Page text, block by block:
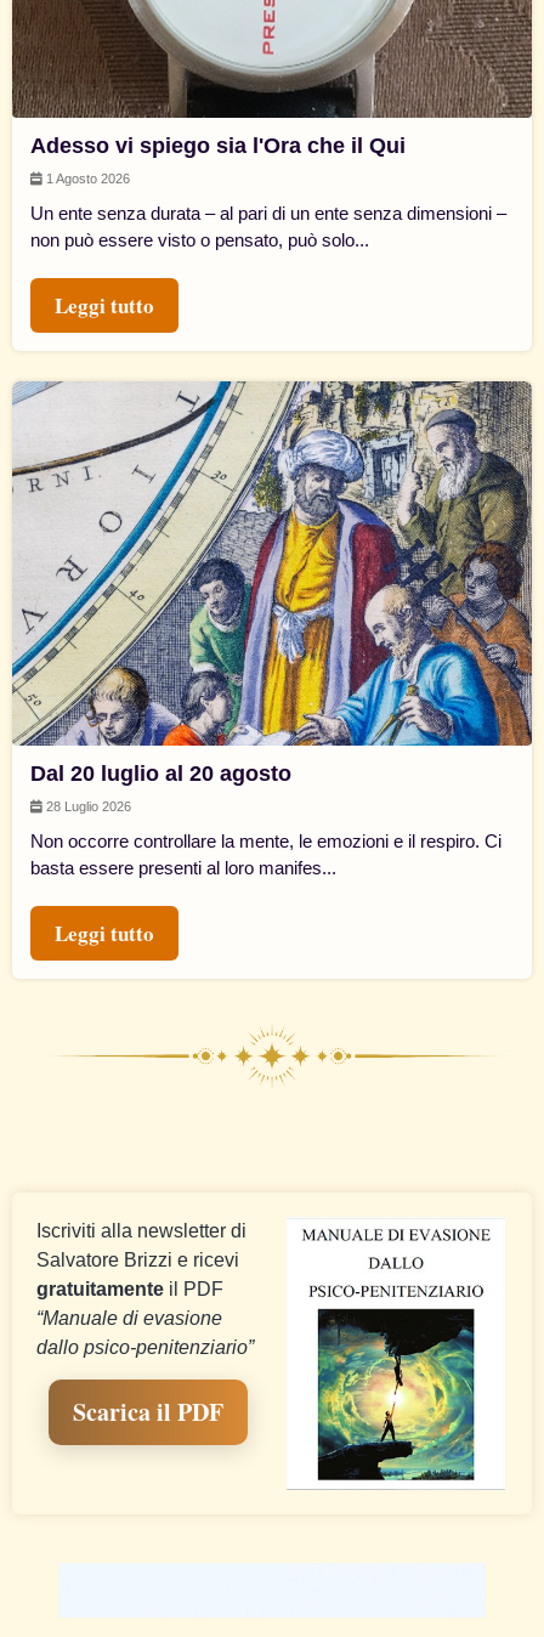
Adesso vi spiego sia l'Ora che il Qui
1 Agosto 2026
Un ente senza durata – al pari di un ente senza dimensioni –
non può essere visto o pensato, può solo...
Leggi tutto
Dal 20 luglio al 20 agosto
28 Luglio 2026
Non occorre controllare la mente, le emozioni e il respiro. Ci
basta essere presenti al loro manifes...
Leggi tutto
Iscriviti alla newsletter di
Salvatore Brizzi e ricevi
gratuitamente il PDF
“Manuale di evasione
dallo psico-penitenziario”
Scarica il PDF